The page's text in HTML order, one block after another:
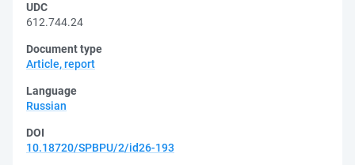
UDC
612.744.24
Document type
Article, report
Language
Russian
DOI
10.18720/SPBPU/2/id26-193